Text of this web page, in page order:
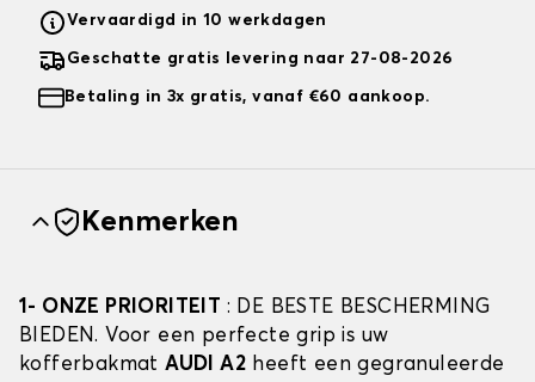
Vervaardigd in 10 werkdagen
Geschatte gratis levering naar 27-08-2026
Betaling in 3x gratis, vanaf €60 aankoop.
Kenmerken
1- ONZE PRIORITEIT : DE BESTE BESCHERMING
BIEDEN. Voor een perfecte grip is uw
kofferbakmatAUDI A2 heeft een gegranuleerde